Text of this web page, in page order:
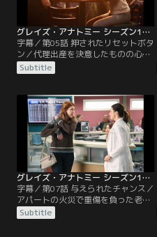
グレイズ・アナトミー シーズン11 第05話／字幕
字幕／第05話 押されたリセットボタ
ン／代理出産を決意したものの心が
すれ違うカリーとアリゾナは、オペ
の現場でも衝突。2人はセラピスト
別居を始めるが、納得がいかないカ
リーはイライラを募らせていた。そ
んなある日、自分と同じように配偶
者との不和に悩んでいるメレディス
と意気投合した彼女は、医師として
の自覚を…。
Subtitle
グレイズ・アナトミー シーズン11 第07話／字幕
字幕／第07話 与えられたチャンス／
アパートの火災で重傷を負った老夫
婦が病院に搬送されてきた。頭蓋骨
を骨折した妻ハティの手術を担当す
Subtitle